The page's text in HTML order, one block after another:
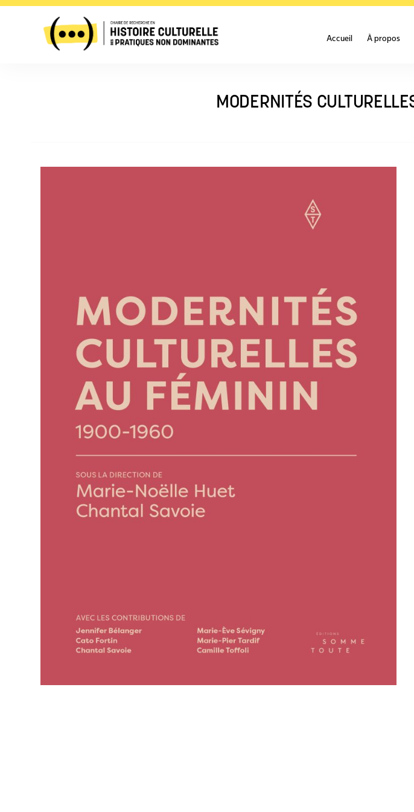
Accueil À propos
MODERNITÉS